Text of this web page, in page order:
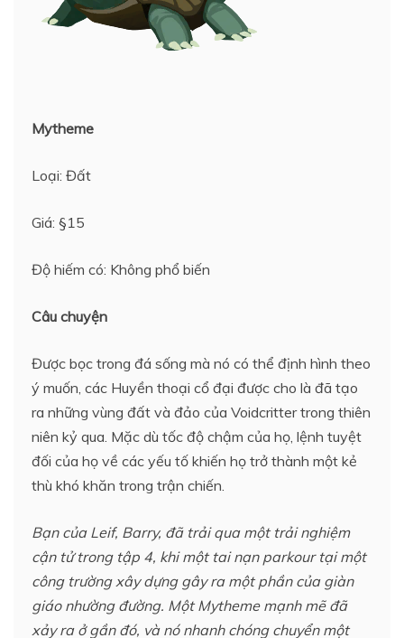
Mytheme
Loại: Đất
Giá: §15
Độ hiếm có: Không phổ biến
Câu chuyện
Được bọc trong đá sống mà nó có thể định hình theo
ý muốn, các Huyền thoại cổ đại được cho là đã tạo
ra những vùng đất và đảo của Voidcritter trong thiên
niên kỷ qua. Mặc dù tốc độ chậm của họ, lệnh tuyệt
đối của họ về các yếu tố khiến họ trở thành một kẻ
thù khó khăn trong trận chiến.
Bạn của Leif, Barry, đã trải qua một trải nghiệm
cận tử trong tập 4, khi một tai nạn parkour tại một
công trường xây dựng gây ra một phần của giàn
giáo nhường đường. Một Mytheme mạnh mẽ đã
xảy ra ở gần đó, và nó nhanh chóng chuyển một